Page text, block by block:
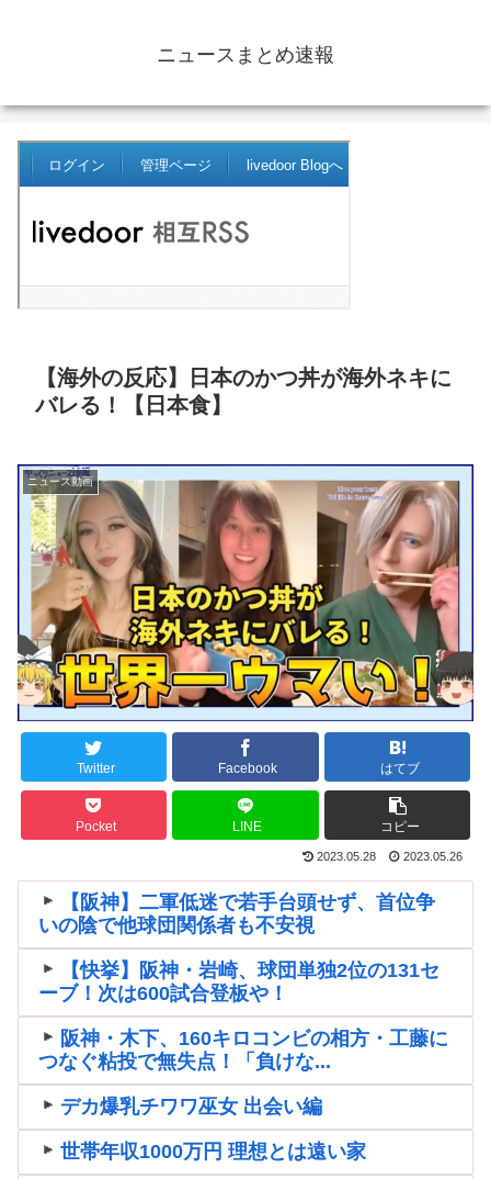
ニュースまとめ速報
【海外の反応】日本のかつ丼が海外ネキに
バレる！【日本食】
ニュース動画
Twitter Facebook はてブ
Pocket LINE コピー
2023.05.28 2023.05.26
【阪神】二軍低迷で若手台頭せず、首位争
いの陰で他球団関係者も不安視
【快挙】阪神・岩崎、球団単独2位の131セ
ーブ！次は600試合登板や！
阪神・木下、160キロコンビの相方・工藤に
つなぐ粘投で無失点！「負けな...
デカ爆乳チワワ巫女 出会い編
世帯年収1000万円 理想とは遠い家